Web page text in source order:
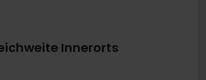
Innerorts